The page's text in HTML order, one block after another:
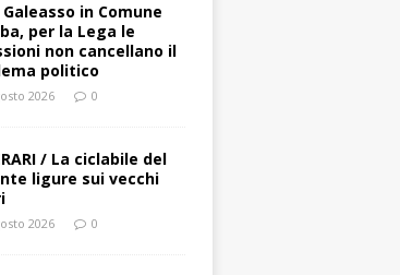
Galeasso in Comune
per la Lega le
non cancellano il
politico
2026 0
/ La ciclabile del
ligure sui vecchi
2026 0